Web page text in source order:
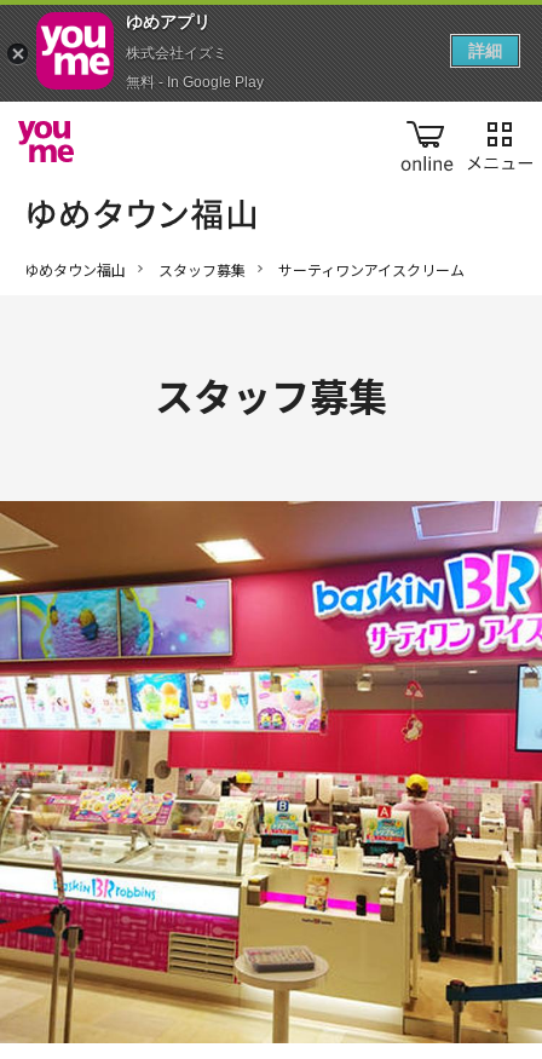
online
ゆめタウン福山 スタッフ募集 サーティワンアイスクリーム
スタッフ募集
ゆめアプ‪リ‬
株式会社イズミ
無料 - In Google Play
詳細